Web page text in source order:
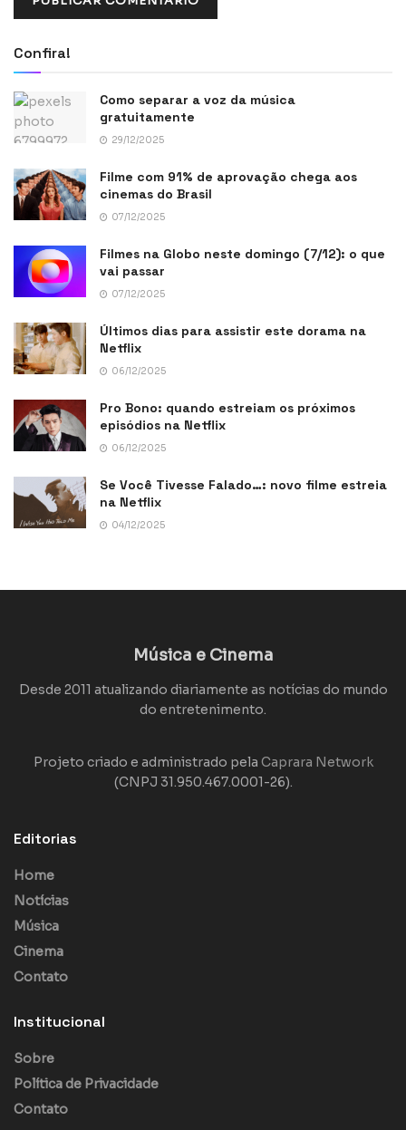
Confira!
Como separar a voz da música
gratuitamente
29/12/2025
Filme com 91% de aprovação chega aos
cinemas do Brasil
07/12/2025
Filmes na Globo neste domingo (7/12): o que
vai passar
07/12/2025
Últimos dias para assistir este dorama na
Netflix
06/12/2025
Pro Bono: quando estreiam os próximos
episódios na Netflix
06/12/2025
Se Você Tivesse Falado…: novo filme estreia
na Netflix
04/12/2025
Música e Cinema
Desde 2011 atualizando diariamente as notícias do mundo
do entretenimento.
Projeto criado e administrado pela Caprara Network
(CNPJ 31.950.467.0001-26).
Editorias
Home
Notícias
Música
Cinema
Contato
Institucional
Sobre
Política de Privacidade
Contato